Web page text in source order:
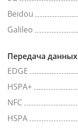
Beidou
Galileo
Передача данных
EDGE
HSPA+
NFC
HSPA